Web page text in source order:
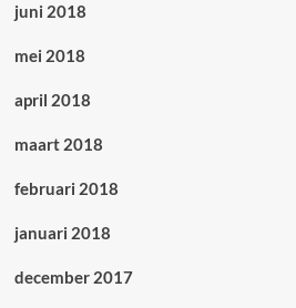
juni 2018
mei 2018
april 2018
maart 2018
februari 2018
januari 2018
december 2017